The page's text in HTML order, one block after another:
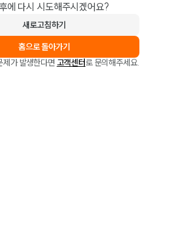
에 다시 시도해주시겠어요?
새로고침하기
홈으로 돌아가기
제가 발생한다면 고객센터로 문의해주세요.